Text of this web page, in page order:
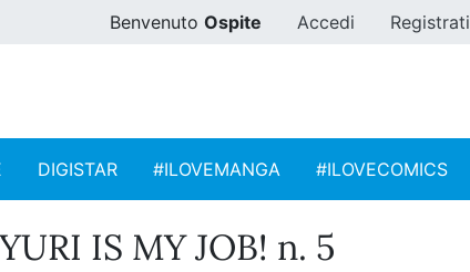
Benvenuto Ospite Accedi Registrati
DIGISTAR #ILOVEMANGA #ILOVECOMICS
YURI IS MY JOB! n. 5